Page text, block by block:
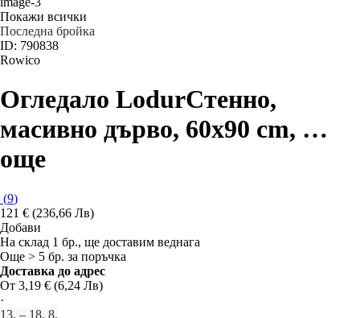
Покажи всички
Последна бройка
ID: 790838
Rowico
Огледало LodurСтенно,
масивно дърво, 60x90 cm, …
още
(9)
121 € (236,66 Лв)
Добави
На склад 1 бр., ще доставим веднага
Още > 5 бр. за поръчка
Доставка до адрес
От 3,19 € (6,24 Лв)
·
13. – 18. 8.